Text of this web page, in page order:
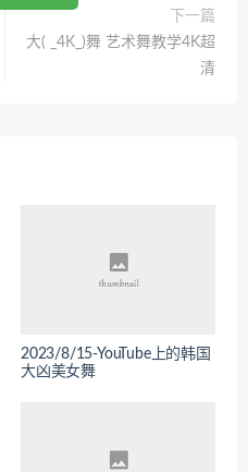
下一篇
大( _4K_)舞 艺术舞教学4K超
清
2023/8/15-YouTube上的韩国
大凶美女舞